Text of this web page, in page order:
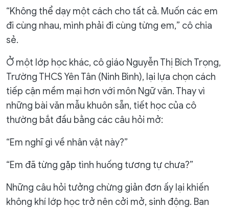
“Không thể dạy một cách cho tất cả. Muốn các em
đi cùng nhau, mình phải đi cùng từng em,” cô chia
sẻ.
Ở một lớp học khác, cô giáo Nguyễn Thị Bích Trọng,
Trường THCS Yên Tân (Ninh Bình), lại lựa chọn cách
tiếp cận mềm mại hơn với môn Ngữ văn. Thay vì
những bài văn mẫu khuôn sẵn, tiết học của cô
thường bắt đầu bằng các câu hỏi mở:
“Em nghĩ gì về nhân vật này?”
“Em đã từng gặp tình huống tương tự chưa?”
Những câu hỏi tưởng chừng giản đơn ấy lại khiến
không khí lớp học trở nên cởi mở, sinh động. Ban